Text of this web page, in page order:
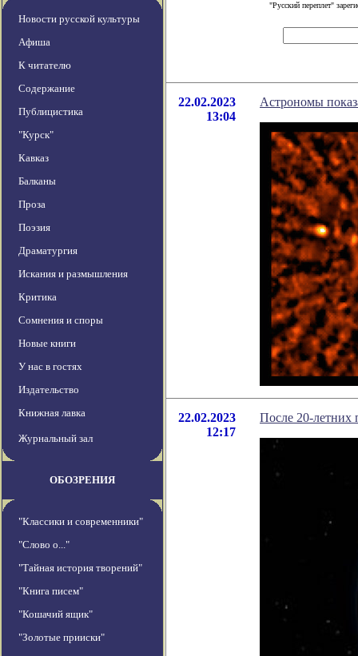
Новости русской культуры
Афиша
К читателю
Содержание
Публицистика
"Курск"
Кавказ
Балканы
Проза
Поэзия
Драматургия
Искания и размышления
Критика
Сомнения и споры
Новые книги
У нас в гостях
Издательство
Книжная лавка
Журнальный зал
ОБОЗРЕНИЯ
"Классики и современники"
"Слово о..."
"Тайная история творений"
"Книга писем"
"Кошачий ящик"
"Золотые прииски"
"Русский переплет"
22.02.2023
13:04
Астрономы
22.02.2023
12:17
После 20-летних